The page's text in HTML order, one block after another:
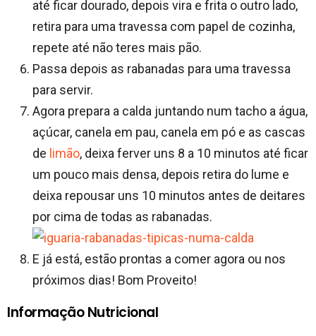
até ficar dourado, depois vira e frita o outro lado,
retira para uma travessa com papel de cozinha,
repete até não teres mais pão.
Passa depois as rabanadas para uma travessa
para servir.
Agora prepara a calda juntando num tacho a água,
açúcar, canela em pau, canela em pó e as cascas
de limão, deixa ferver uns 8 a 10 minutos até ficar
um pouco mais densa, depois retira do lume e
deixa repousar uns 10 minutos antes de deitares
por cima de todas as rabanadas.
E já está, estão prontas a comer agora ou nos
próximos dias! Bom Proveito!
Informação Nutricional